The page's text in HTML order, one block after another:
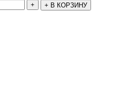
+ + В КОРЗИНУ